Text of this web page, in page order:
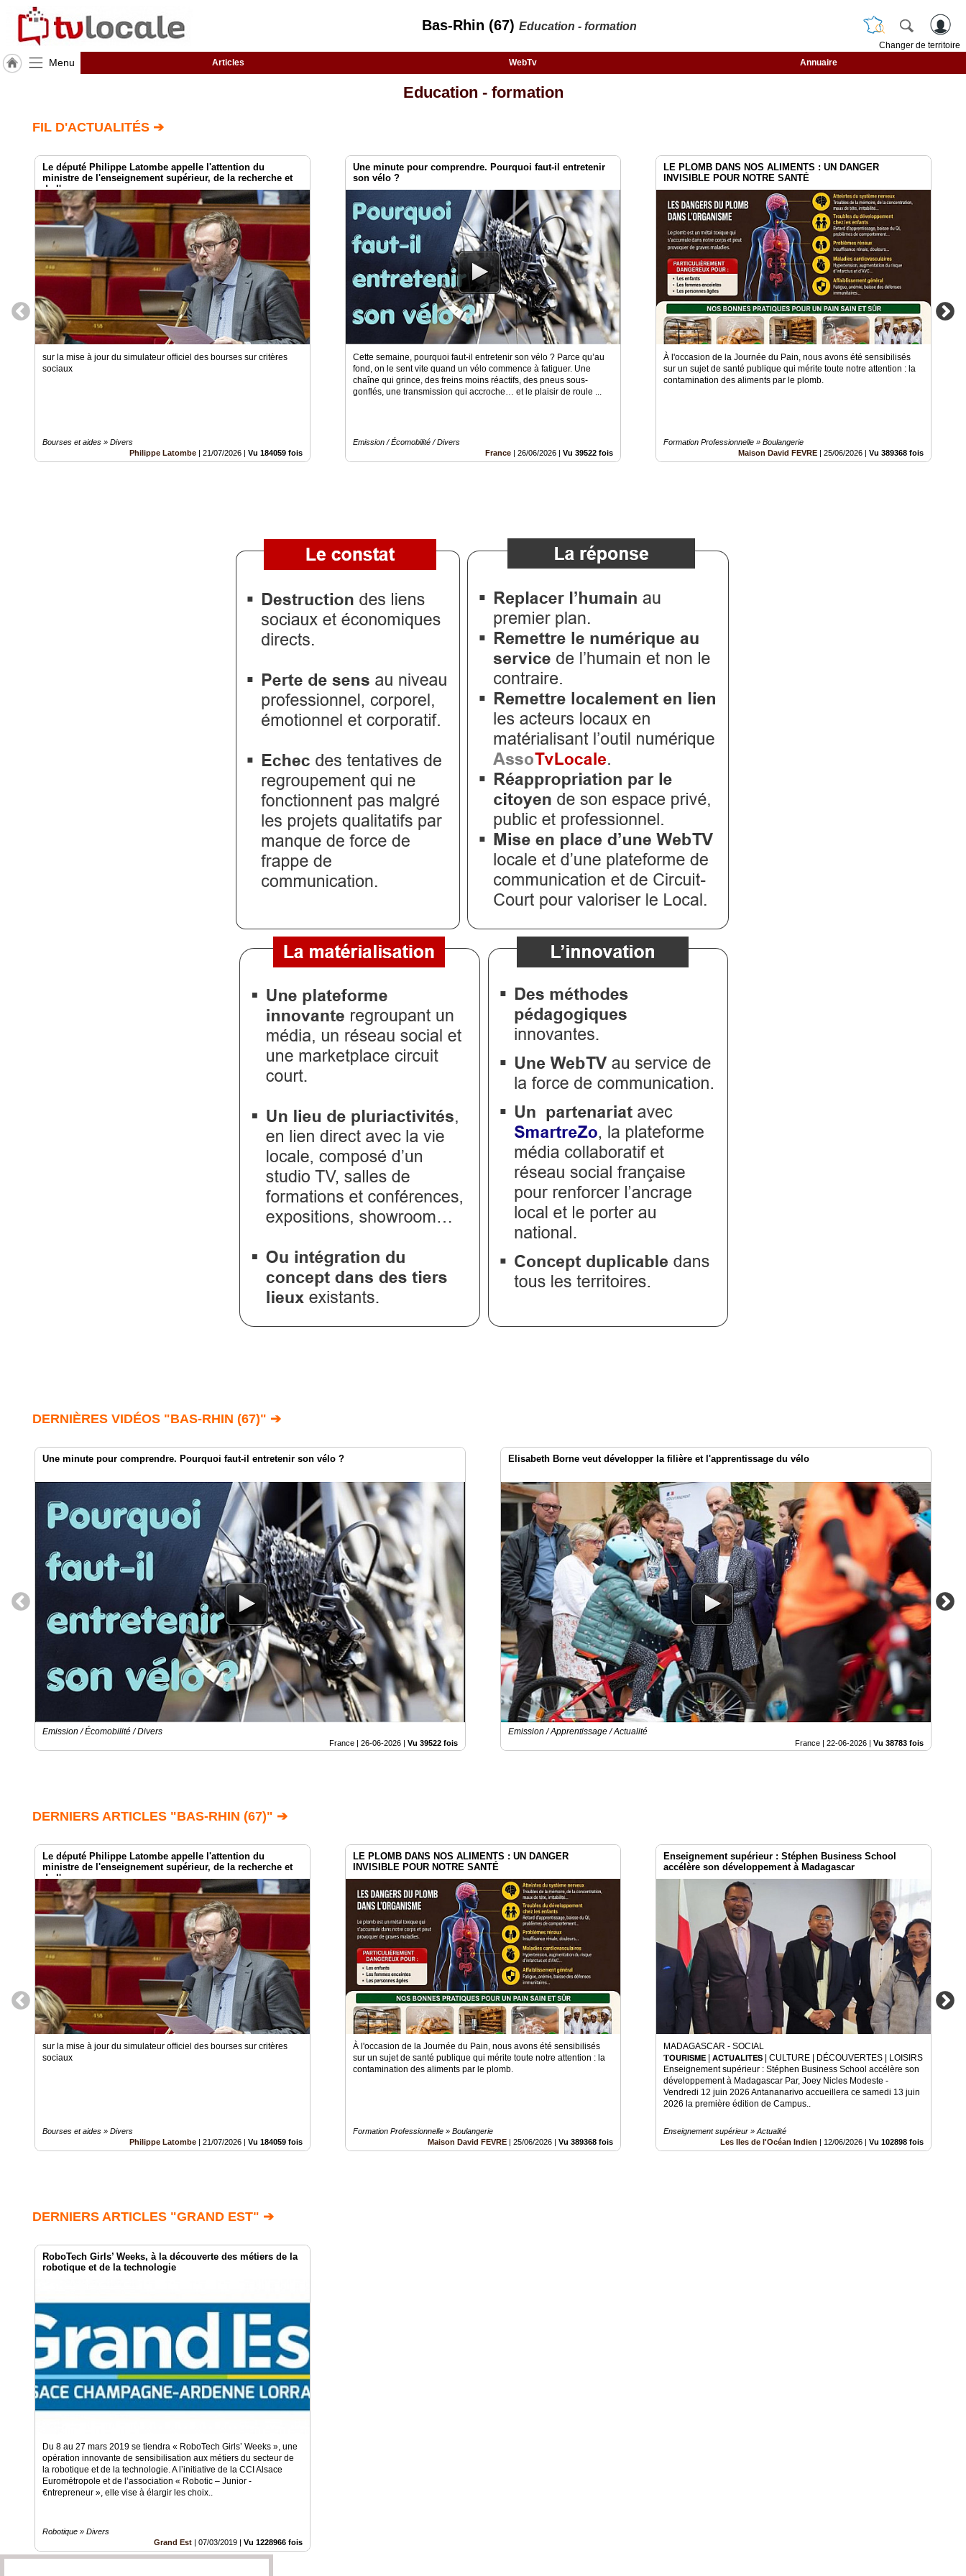
Bas-Rhin (67) Education - formation
Changer de territoire
Menu Articles WebTv Annuaire
TvLocale
RUBRIQUES
Agenda
Gazette
Education - formation
FIL D'ACTUALITÉS ➔
Le député Philippe Latombe appelle l'attention du
ministre de l'enseignement supérieur, de la recherche et
de l'espace
sur la mise à jour du simulateur officiel des bourses sur critères
sociaux
Bourses et aides » Divers
Philippe Latombe | 21/07/2026 | Vu 184059 fois
Une minute pour comprendre. Pourquoi faut-il entretenir
son vélo ?
Cette semaine, pourquoi faut-il entretenir son vélo ? Parce qu’au
fond, on le sent vite quand un vélo commence à fatiguer. Une
chaîne qui grince, des freins moins réactifs, des pneus sous-
gonflés, une transmission qui accroche… et le plaisir de roule ...
Emission / Écomobilité / Divers
France | 26/06/2026 | Vu 39522 fois
LE PLOMB DANS NOS ALIMENTS : UN DANGER
INVISIBLE POUR NOTRE SANTÉ
À l'occasion de la Journée du Pain, nous avons été sensibilisés
sur un sujet de santé publique qui mérite toute notre attention : la
contamination des aliments par le plomb.
Formation Professionnelle » Boulangerie
Maison David FEVRE | 25/06/2026 | Vu 389368 fois
DERNIÈRES VIDÉOS "BAS-RHIN (67)" ➔
Une minute pour comprendre. Pourquoi faut-il entretenir son vélo ?
Emission / Écomobilité / Divers
France | 26-06-2026 Vu 39522 fois
Elisabeth Borne veut développer la filière et l'apprentissage du vélo
Emission / Apprentissage / Actualité
France | 22-06-2026 Vu 38783 fois
DERNIERS ARTICLES "BAS-RHIN (67)" ➔
Le député Philippe Latombe appelle l'attention du
ministre de l'enseignement supérieur, de la recherche et
de l'espace
sur la mise à jour du simulateur officiel des bourses sur critères
sociaux
Bourses et aides » Divers
Philippe Latombe
21/07/2026 Vu 184059 fois
LE PLOMB DANS NOS ALIMENTS : UN DANGER
INVISIBLE POUR NOTRE SANTÉ
À l'occasion de la Journée du Pain, nous avons été sensibilisés
sur un sujet de santé publique qui mérite toute notre attention : la
contamination des aliments par le plomb.
Formation Professionnelle » Boulangerie
Maison David FEVRE
25/06/2026 Vu 389368 fois
Enseignement supérieur : Stéphen Business School
accélère son développement à Madagascar
MADAGASCAR - SOCIAL
𝐓𝗢𝗨𝗥𝗜𝗦𝗠𝗘 | 𝗔𝗖𝗧𝗨𝗔𝗟𝗜𝗧𝗘́𝗦 | CULTURE | DÉCOUVERTES | LOISIRS
Enseignement supérieur : Stéphen Business School accélère son
développement à Madagascar Par, Joey Nicles Modeste -
Vendredi 12 juin 2026 Antananarivo accueillera ce samedi 13 juin
2026 la première édition de Campus..
Enseignement supérieur » Actualité
Les Iles de l'Océan Indien
12/06/2026 Vu 102898 fois
DERNIERS ARTICLES "GRAND EST" ➔
RoboTech Girls’ Weeks, à la découverte des métiers de la
robotique et de la technologie
Du 8 au 27 mars 2019 se tiendra « RoboTech Girls’ Weeks », une
opération innovante de sensibilisation aux métiers du secteur de
la robotique et de la technologie. A l’initiative de la CCI Alsace
Eurométropole et de l’association « Robotic – Junior -
€ntrepreneur », elle vise à élargir les choix..
Robotique » Divers
Grand Est
07/03/2019 Vu 1228966 fois